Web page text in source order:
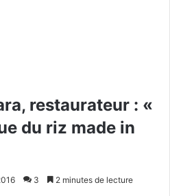
restaurateur : «
du riz made in
3 2 minutes de lecture